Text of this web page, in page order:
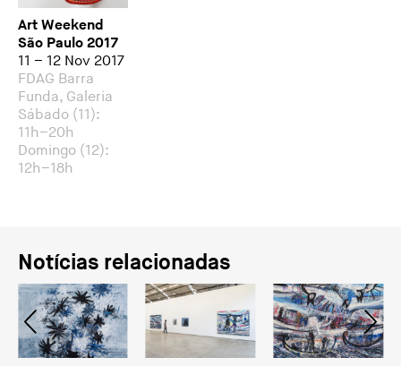
Art Weekend
São Paulo 2017
11 – 12 Nov 2017
FDAG Barra
Funda, Galeria
Sábado (11):
11h–20h
Domingo (12):
12h–18h
Notícias relacionadas